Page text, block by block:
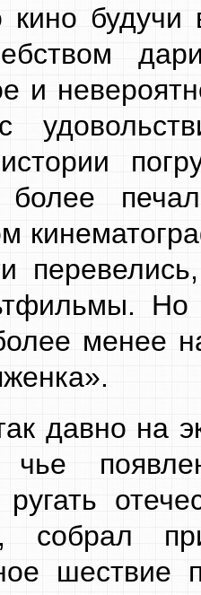
кино будучи
и
Но
менее
давно на
чье
собрал
шествие